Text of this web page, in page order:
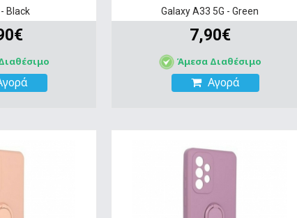
Black
Galaxy A33 5G - Green
7,90€
Άμεσα Διαθέσιμο
Αγορά